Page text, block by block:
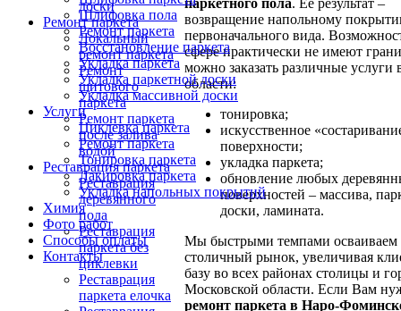
Шлифовка пола
Ремонт паркета
Восстановление паркета
Укладка паркета
Укладка паркетной доски
Укладка массивной доски
Услуги
Циклевка паркета
Ремонт паркета
Тонировка паркета
Лакировка паркета
Укладка напольных покрытий
Химия
Фото работ
Способы оплаты
Контакты
доски
Ремонт паркета
Локальный
ремонт паркета
Ремонт
щитового
паркета
Ремонт паркета
после залива
водой
Реставрация паркета
Реставрация
деревянного
пола
Реставрация
паркета без
циклевки
Реставрация
паркета елочка
возвращение напольному
первоначального вида.
сфере практически не имеют
можно заказать различные услуги
области:
тонировка;
искусственное
поверхности;
укладка паркета;
обновление любых
поверхностей – массива,
доски, ламината.
Мы быстрыми темпами осваиваем
столичный рынок, увеличивая
базу во всех районах столицы и
Московской области. Если Вам
ремонт паркета в Наро-